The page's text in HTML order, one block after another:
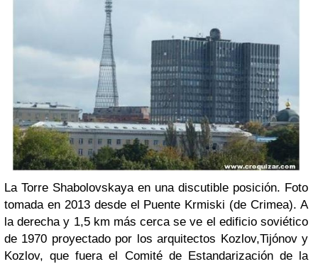
La Torre Shabolovskaya en una discutible posición. Foto
tomada en 2013 desde el Puente Krmiski (de Crimea). A
la derecha y 1,5 km más cerca se ve el edificio soviético
de 1970 proyectado por los arquitectos Kozlov,Tijónov y
Kozlov, que fuera el Comité de Estandarización de la